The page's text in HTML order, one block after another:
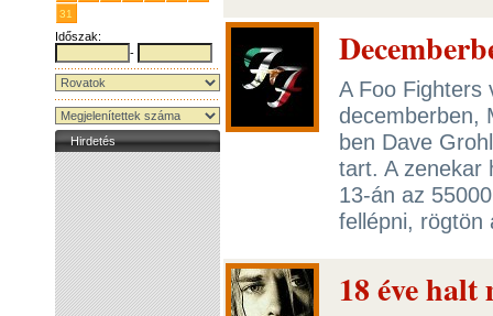
31
Időszak:
-
Hirdetés
A Foo Fighters
decemberben,
ben Dave
tart. A zenekar
13-án az
fellépni,
18 éve